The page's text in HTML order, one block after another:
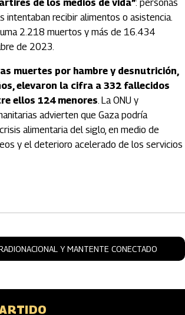
de los medios de vida”: personas
intentaban recibir alimentos o asistencia.
2.218 muertos y más de 16.434
de 2023.
muertes por hambre y desnutrición,
elevaron la cifra a 332 fallecidos
ellos 124 menores. La ONU y
advierten que Gaza podría
alimentaria del siglo, en medio de
y el deterioro acelerado de los servicios
Y MANTENTE CONECTADO